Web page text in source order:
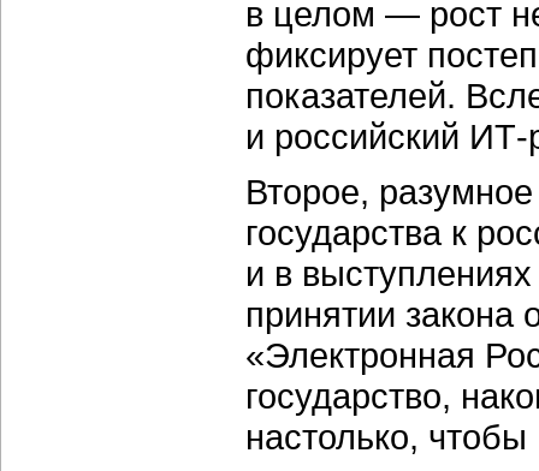
в целом — рост
фиксирует
показателей.
и российский
Второе,
государства к
и в
принятии
«Электронная
государство,
настолько,